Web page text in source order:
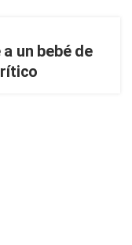
un bebé de